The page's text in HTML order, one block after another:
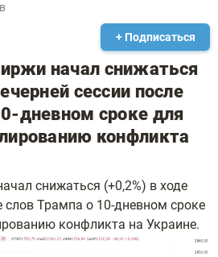
+ Подписаться
начал снижаться
сессии после
дневном сроке для
конфликта
снижаться (+0,2%) в ходе
слов Трампа о 10-дневном сроке
конфликта на Украине.